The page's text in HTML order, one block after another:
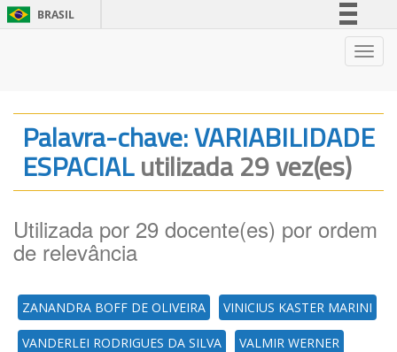
BRASIL
Legislação
Canais
Palavra-chave: VARIABILIDADE
ESPACIALutilizada 29 vez(es)
Utilizada por 29 docente(es) por ordem
de relevância
ZANANDRA BOFF DE OLIVEIRA VINICIUS KASTER MARINI
VANDERLEI RODRIGUES DA SILVA VALMIR WERNER